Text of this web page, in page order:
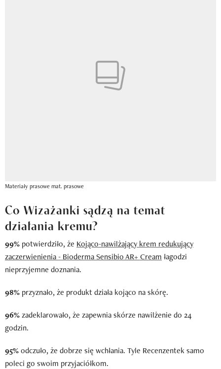
Materiały prasowemat. prasowe
Co Wizażanki sądzą na temat
działania kremu?
99% potwierdziło, że Kojąco-nawilżający krem redukujący
zaczerwienienia - Bioderma Sensibio AR+ Cream łagodzi
nieprzyjemne doznania.
98% przyznało, że produkt działa kojąco na skórę.
96%zadeklarowało, że zapewnia skórze nawilżenie do 24
godzin.
95%odczuło, że dobrze się wchłania. Tyle Recenzentek samo
poleci go swoim przyjaciółkom.